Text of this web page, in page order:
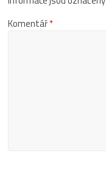
Komentář*